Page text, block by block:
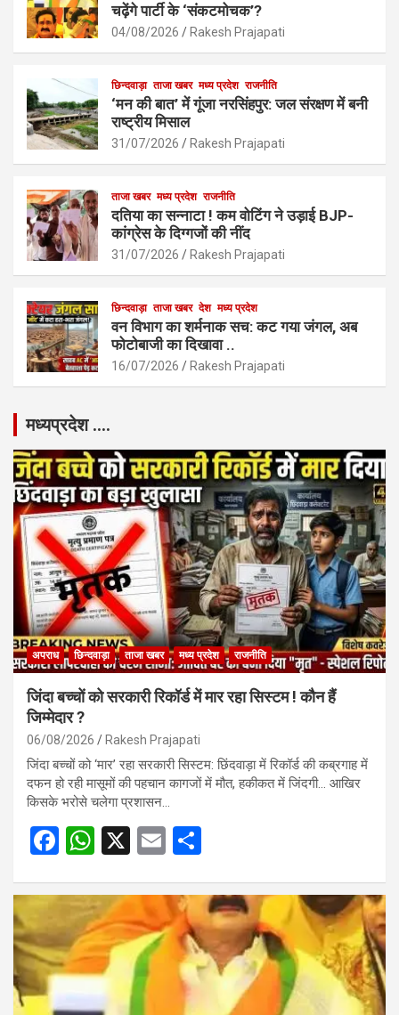
o
o
A
p
p
चढ़ेंगे पार्टी के ‘संकटमोचक’?
04/08/2026 Rakesh Prajapati
छिन्दवाड़ा ताजा खबर मध्य प्रदेश राजनीति
‘मन की बात’ में गूंजा नरसिंहपुर: जल संरक्षण में बनी
राष्ट्रीय मिसाल
31/07/2026 Rakesh Prajapati
ताजा खबर मध्य प्रदेश राजनीति
दतिया का सन्नाटा ! कम वोटिंग ने उड़ाई BJP-
कांग्रेस के दिग्गजों की नींद
31/07/2026 Rakesh Prajapati
छिन्दवाड़ा ताजा खबर देश मध्य प्रदेश
वन विभाग का शर्मनाक सच: कट गया जंगल, अब
फोटोबाजी का दिखावा ..
16/07/2026 Rakesh Prajapati
मध्यप्रदेश ….
अपराध छिन्दवाड़ा ताजा खबर मध्य प्रदेश राजनीति
जिंदा बच्चों को सरकारी रिकॉर्ड में मार रहा सिस्टम ! कौन हैं
जिम्मेदार ?
06/08/2026 Rakesh Prajapati
जिंदा बच्चों को ‘मार’ रहा सरकारी सिस्टम: छिंदवाड़ा में रिकॉर्ड की कब्रगाह में
दफन हो रही मासूमों की पहचान कागजों में मौत, हकीकत में जिंदगी… आखिर
किसके भरोसे चलेगा प्रशासन…
F
ce
b
o
o
W
at
s
A
p
X
E
ail ar
e